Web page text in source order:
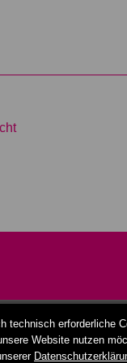
technisch erforderliche
Website nutzen